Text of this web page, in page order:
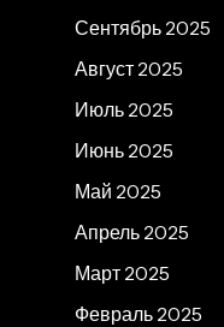
Сентябрь 2025
Август 2025
Июль 2025
Июнь 2025
Май 2025
Апрель 2025
Март 2025
Февраль 2025